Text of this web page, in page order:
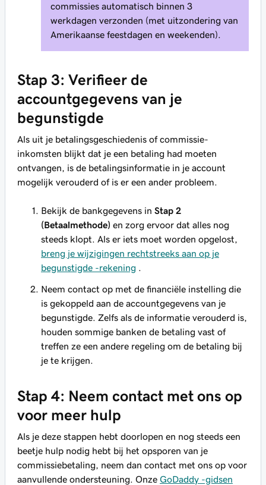
commissies automatisch binnen 3
werkdagen verzonden (met uitzondering van
Amerikaanse feestdagen en weekenden).
Stap 3: Verifieer de
accountgegevens van je
begunstigde
Als uit je betalingsgeschiedenis of commissie-
inkomsten blijkt dat je een betaling had moeten
ontvangen, is de betalingsinformatie in je account
mogelijk verouderd of is er een ander probleem.
Bekijk de bankgegevens in Stap 2
(Betaalmethode) en zorg ervoor dat alles nog
steeds klopt. Als er iets moet worden opgelost,
breng je wijzigingen rechtstreeks aan op je
begunstigde -rekening .
Neem contact op met de financiële instelling die
is gekoppeld aan de accountgegevens van je
begunstigde. Zelfs als de informatie verouderd is,
houden sommige banken de betaling vast of
treffen ze een andere regeling om de betaling bij
je te krijgen.
Stap 4: Neem contact met ons op
voor meer hulp
Als je deze stappen hebt doorlopen en nog steeds een
beetje hulp nodig hebt bij het opsporen van je
commissiebetaling, neem dan contact met ons op voor
aanvullende ondersteuning. Onze GoDaddy -gidsen